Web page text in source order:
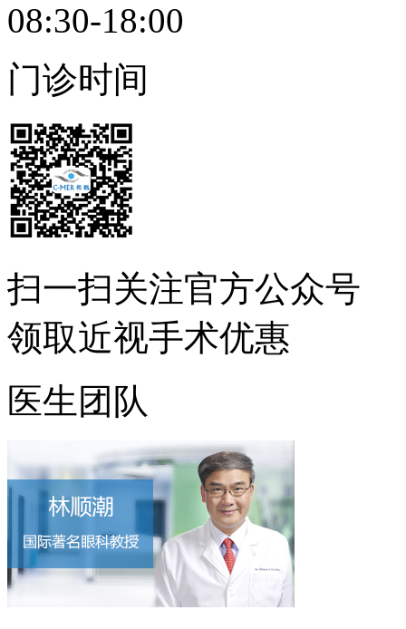
08:30-18:00
门诊时间
扫一扫关注官方公众号
领取近视手术优惠
医生团队